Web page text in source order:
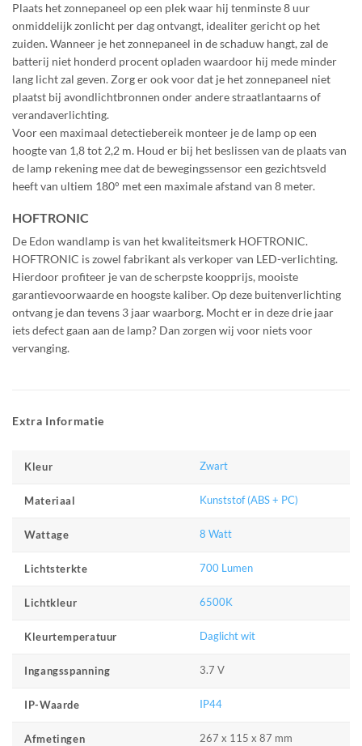
Plaats het zonnepaneel op een plek waar hij tenminste 8 uur
onmiddelijk zonlicht per dag ontvangt, idealiter gericht op het
zuiden. Wanneer je het zonnepaneel in de schaduw hangt, zal de
batterij niet honderd procent opladen waardoor hij mede minder
lang licht zal geven. Zorg er ook voor dat je het zonnepaneel niet
plaatst bij avondlichtbronnen onder andere straatlantaarns of
verandaverlichting.
Voor een maximaal detectiebereik monteer je de lamp op een
hoogte van 1,8 tot 2,2 m. Houd er bij het beslissen van de plaats van
de lamp rekening mee dat de bewegingssensor een gezichtsveld
heeft van ultiem 180° met een maximale afstand van 8 meter.
HOFTRONIC
De Edon wandlamp is van het kwaliteitsmerk HOFTRONIC.
HOFTRONIC is zowel fabrikant als verkoper van LED-verlichting.
Hierdoor profiteer je van de scherpste koopprijs, mooiste
garantievoorwaarde en hoogste kaliber. Op deze buitenverlichting
ontvang je dan tevens 3 jaar waarborg. Mocht er in deze drie jaar
iets defect gaan aan de lamp? Dan zorgen wij voor niets voor
vervanging.
Extra Informatie
Kleur Zwart
Materiaal Kunststof (ABS + PC)
Wattage 8 Watt
Lichtsterkte 700 Lumen
Lichtkleur 6500K
Kleurtemperatuur Daglicht wit
Ingangsspanning 3.7 V
IP-Waarde IP44
Afmetingen 267 x 115 x 87 mm